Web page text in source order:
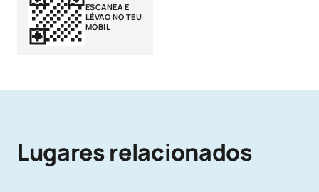
ESCANEA E
LÉVAO NO TEU
MÓBIL
Lugares relacionados